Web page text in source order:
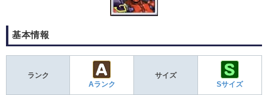
基本情報
ランク
Aランク
サイズ
Sサイズ